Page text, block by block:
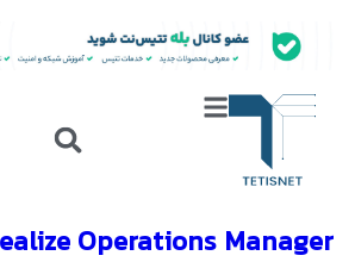
Operations Manager